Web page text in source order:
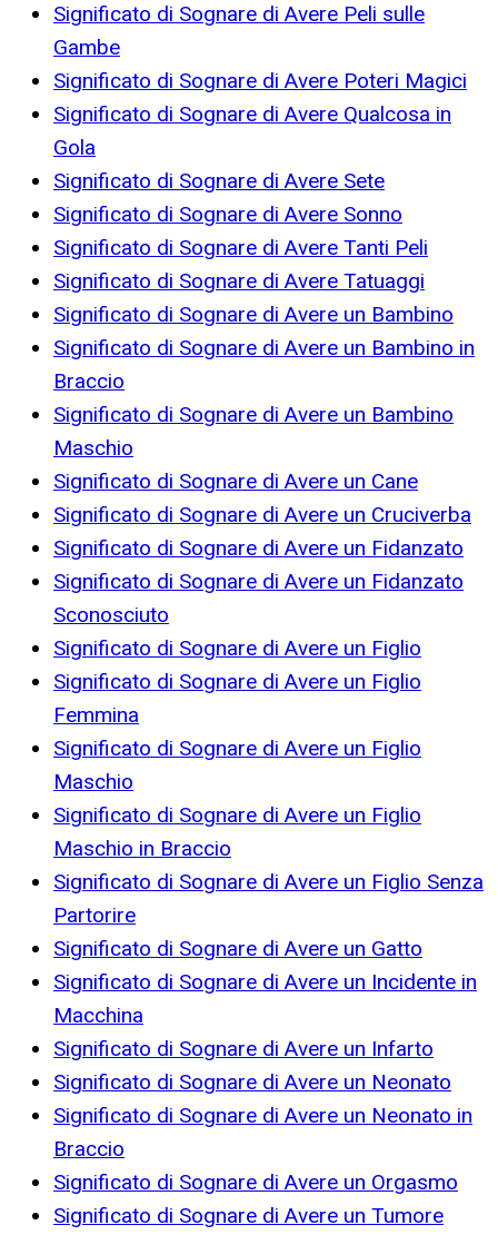
Significato di Sognare di Avere Peli sulle
Gambe
Significato di Sognare di Avere Poteri Magici
Significato di Sognare di Avere Qualcosa in
Gola
Significato di Sognare di Avere Sete
Significato di Sognare di Avere Sonno
Significato di Sognare di Avere Tanti Peli
Significato di Sognare di Avere Tatuaggi
Significato di Sognare di Avere un Bambino
Significato di Sognare di Avere un Bambino in
Braccio
Significato di Sognare di Avere un Bambino
Maschio
Significato di Sognare di Avere un Cane
Significato di Sognare di Avere un Cruciverba
Significato di Sognare di Avere un Fidanzato
Significato di Sognare di Avere un Fidanzato
Sconosciuto
Significato di Sognare di Avere un Figlio
Significato di Sognare di Avere un Figlio
Femmina
Significato di Sognare di Avere un Figlio
Maschio
Significato di Sognare di Avere un Figlio
Maschio in Braccio
Significato di Sognare di Avere un Figlio Senza
Partorire
Significato di Sognare di Avere un Gatto
Significato di Sognare di Avere un Incidente in
Macchina
Significato di Sognare di Avere un Infarto
Significato di Sognare di Avere un Neonato
Significato di Sognare di Avere un Neonato in
Braccio
Significato di Sognare di Avere un Orgasmo
Significato di Sognare di Avere un Tumore